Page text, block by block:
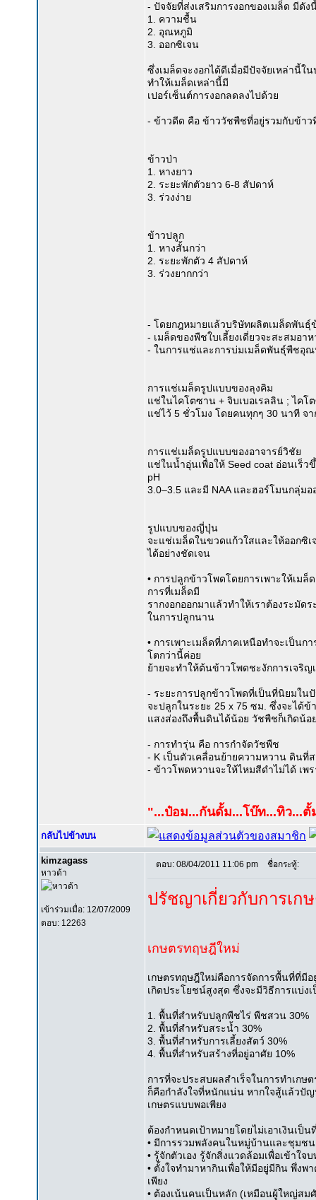
- ปัจจัยที่ส่งเสริมการงอกของเมล็ด มีดัง
1. ความชื้น
2. อุณหภูมิ
3. ออกซิเจน
ซึ่งเมล็ดจะงอกได้ดีเมื่อมีปัจจัยเหล่านี้
ทำให้เมล็ดเหล่านี้มี
เปอร์เซ็นต์การงอกลดลงไปด้วย
- ข้าวดีด คือ ข้าววัชพืชที่อยู่รวมกับข้า
ข้าวป่า
1. หางยาว
2. ระยะพักตัวยาว 6-8 สัปดาห์
3. ร่วงง่าย
ข้าวปลูก
1. หางสั้นกว่า
2. ระยะพักตัว 4 สัปดาห์
3. ร่วงยากกว่า
- โดยกฎหมายแล้วบริษัทผลิตเมล็ดพันธุ์
- เมล็ดของพืชใบเลี้ยงเดี่ยวจะสะสมอา
- ในการแช่และการบ่มเมล็ดพันธุ์พืชอุณ
การแช่เมล็ดรูปแบบของลุงคิม
แช่ในไคโตซาน + จิบเบอเรลลิน ; ไคโ
แช่ไว้ 5 ชั่วโมง โดยคนทุกๆ 30 นาที จ
การแช่เมล็ดรูปแบบของอาจารย์วิชัย
แช่ในน้ำอุ่นเพื่อให้ Seed coat อ่อนเร็
pH
3.0–3.5 และมี NAA และฮอร์โมนกลุ่ม
รูปแบบของญี่ปุ่น
จะแช่เมล็ดในขวดแก้วใสและให้ออกซิเ
ได้อย่างชัดเจน
• การปลูกข้าวโพดโดยการเพาะให้เม
การที่เมล็ดมี
รากงอกออกมาแล้วทำให้เราต้องระมัด
ในการปลูกนาน
• การเพาะเมล็ดที่ภาคเหนือทำจะเป็น
โตกว่านี้ค่อย
ย้ายจะทำให้ต้นข้าวโพดชะงักการเจริญ
- ระยะการปลูกข้าวโพดที่เป็นที่นิยมใน
จะปลูกในระยะ 25 x 75 ซม. ซึ่งจะได้
แสงส่องถึงพื้นดินได้น้อย วัชพืชก็เกิดน้อ
- การทำรุ่น คือ การกำจัดวัชพืช
- K เป็นตัวเคลื่อนย้ายความหวาน ดินที่
- ข้าวโพดหวานจะให้ไหมสีดำไม่ได้ เพ
"...ป๋อม...กันดั้ม...โบ๊ท...ทิว...
กลับไปข้างบน
kimzagass
หาวด้า
เข้าร่วมเมื่อ: 12/07/2009
ตอบ: 12263
ตอบ: 08/04/2011 11:06 pm ชื่อกระทู้:
ปรัชญาเกี่ยวกับการเก
เกษตรทฤษฎีใหม่
เกษตรทฤษฎีใหม่คือการจัดการพื้นที่ที่มี
เกิดประโยชน์สูงสุด ซึ่งจะมีวิธีการแบ่ง
1. พื้นที่สำหรับปลูกพืชไร่ พืชสวน 30%
2. พื้นที่สำหรับสระน้ำ 30%
3. พื้นที่สำหรับการเลี้ยงสัตว์ 30%
4. พื้นที่สำหรับสร้างที่อยู่อาศัย 10%
การที่จะประสบผลสำเร็จในการทำเก
ก็คือกำลังใจที่หนักแน่น หากใจสู้แล้วปัญ
เกษตรแบบพอเพียง
ต้องกำหนดเป้าหมายโดยไม่เอาเงินเป็
• มีการรวมพลังคนในหมู่บ้านและชุมช
• รู้จักตัวเอง รู้จักสิ่งแวดล้อมเพื่อเข้าใ
• ตั้งใจทำมาหากินเพื่อให้มีอยู่มีกิน พึ่งพ
เพียง
• ต้องเน้นคนเป็นหลัก (เหมือนผู้ใหญ่สม